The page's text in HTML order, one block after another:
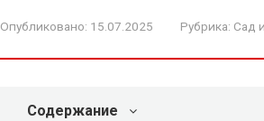
Опубликовано: 15.07.2025 Рубрика: Сад
Содержание